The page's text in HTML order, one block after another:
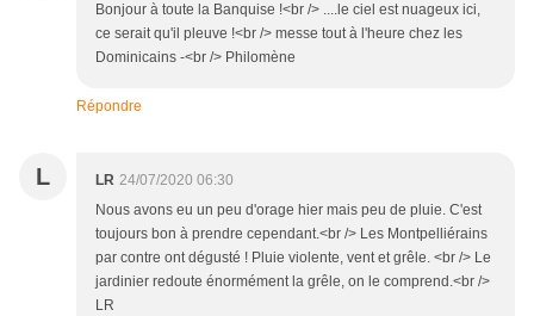
Bonjour à toute la Banquise !<br /> ....le ciel est nuageux ici,
ce serait qu'il pleuve !<br /> messe tout à l'heure chez les
Dominicains -<br /> Philomène
Répondre
L LR 24/07/2020 06:30
Nous avons eu un peu d'orage hier mais peu de pluie. C'est
toujours bon à prendre cependant.<br /> Les Montpelliérains
par contre ont dégusté ! Pluie violente, vent et grêle. <br /> Le
jardinier redoute énormément la grêle, on le comprend.<br />
LR